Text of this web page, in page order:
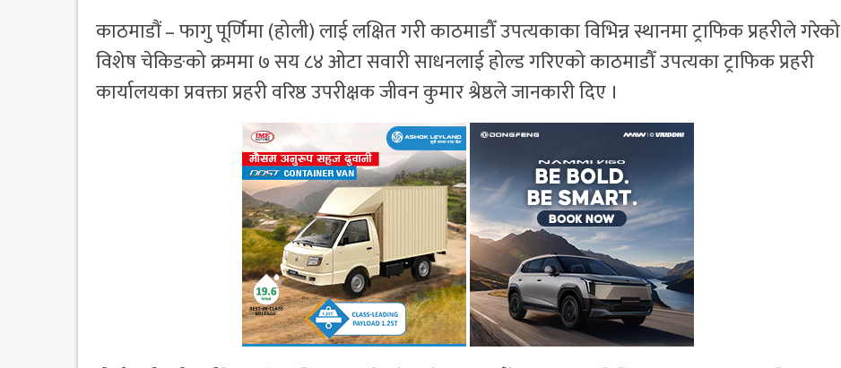
काठमाडौं – फागु पूर्णिमा (होली) लाई लक्षित गरी काठमाडौँ उपत्यकाका विभिन्न स्थानमा ट्राफिक प्रहरीले गरेको
विशेष चेकिङको क्रममा ७ सय ८४ ओटा सवारी साधनलाई होल्ड गरिएको काठमाडौँ उपत्यका ट्राफिक प्रहरी
कार्यालयका प्रवक्ता प्रहरी वरिष्ठ उपरीक्षक जीवन कुमार श्रेष्ठले जानकारी दिए ।